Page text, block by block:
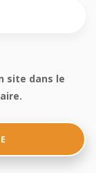
site dans le